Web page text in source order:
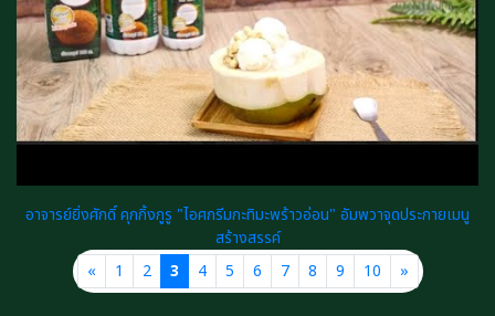
อาจารย์ยิ่งศักดิ์ คุกกิ้งกูรู "ไอศกรีมกะทิมะพร้าวอ่อน" อัมพวาจุดประกายเมนู
สร้างสรรค์
«
1 2 3 4 5 6 7 8 9 10 »